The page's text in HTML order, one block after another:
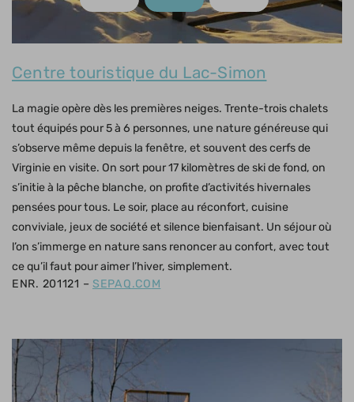
Centre touristique du Lac-Simon
La magie opère dès les premières neiges. Trente-trois chalets
tout équipés pour 5 à 6 personnes, une nature généreuse qui
s’observe même depuis la fenêtre, et souvent des cerfs de
Virginie en visite. On sort pour 17 kilomètres de ski de fond, on
s’initie à la pêche blanche, on profite d’activités hivernales
pensées pour tous. Le soir, place au réconfort, cuisine
conviviale, jeux de société et silence bienfaisant. Un séjour où
l’on s’immerge en nature sans renoncer au confort, avec tout
ce qu’il faut pour aimer l’hiver, simplement.
ENR. 201121 – SEPAQ.COM